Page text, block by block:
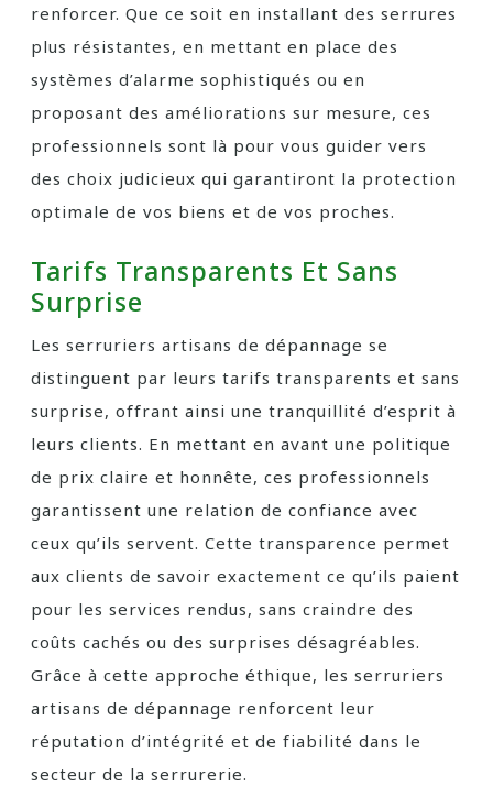
renforcer. Que ce soit en installant des serrures
plus résistantes, en mettant en place des
systèmes d’alarme sophistiqués ou en
proposant des améliorations sur mesure, ces
professionnels sont là pour vous guider vers
des choix judicieux qui garantiront la protection
optimale de vos biens et de vos proches.
Tarifs Transparents Et Sans
Surprise
Les serruriers artisans de dépannage se
distinguent par leurs tarifs transparents et sans
surprise, offrant ainsi une tranquillité d’esprit à
leurs clients. En mettant en avant une politique
de prix claire et honnête, ces professionnels
garantissent une relation de confiance avec
ceux qu’ils servent. Cette transparence permet
aux clients de savoir exactement ce qu’ils paient
pour les services rendus, sans craindre des
coûts cachés ou des surprises désagréables.
Grâce à cette approche éthique, les serruriers
artisans de dépannage renforcent leur
réputation d’intégrité et de fiabilité dans le
secteur de la serrurerie.